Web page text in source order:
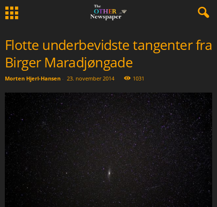
Flotte underbevidste tangenter fra
Birger Maradjøngade
Morten Hjerl-Hansen - 23. november 2014 1031